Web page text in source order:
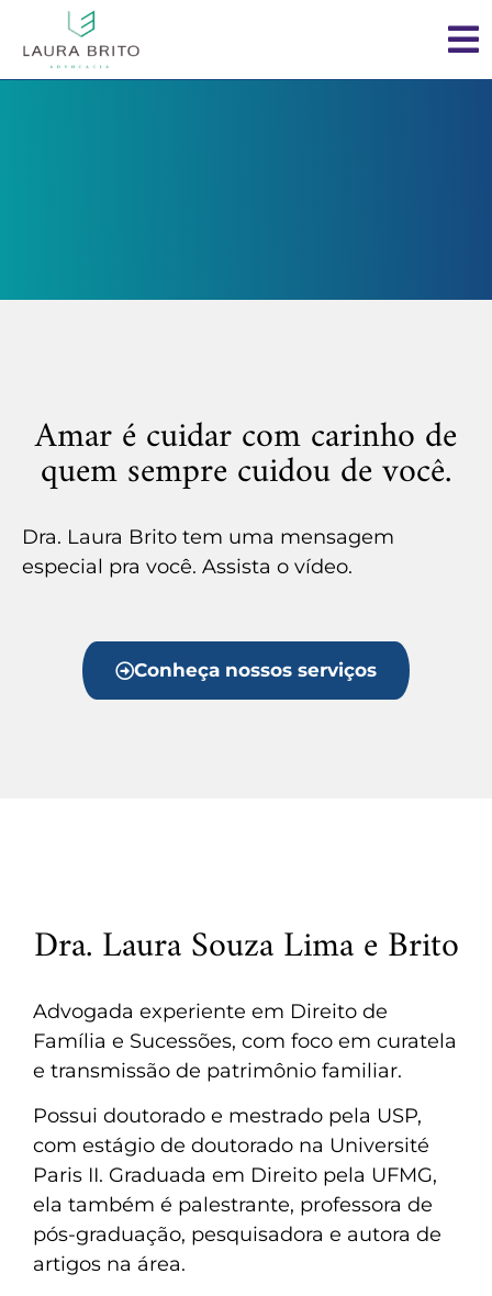
Amar é cuidar com carinho de
quem sempre cuidou de você.
Dra. Laura Brito tem uma mensagem
especial pra você. Assista o vídeo.
Conheça nossos serviços
Dra. Laura Souza Lima e Brito
Advogada experiente em Direito de
Família e Sucessões, com foco em curatela
e transmissão de patrimônio familiar.
Possui doutorado e mestrado pela USP,
com estágio de doutorado na Université
Paris II. Graduada em Direito pela UFMG,
ela também é palestrante, professora de
pós-graduação, pesquisadora e autora de
artigos na área.